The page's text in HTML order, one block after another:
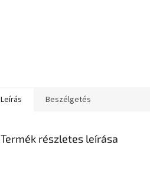
Leírás Beszélgetés
Termék részletes leírása